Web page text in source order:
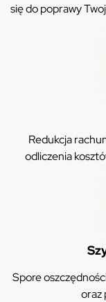
się do poprawy
Redukcja
odliczenia
Spore
oraz